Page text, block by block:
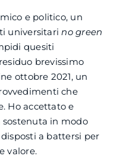
e politico, un
universitarino green
quesiti
brevissimo
ottobre 2021, un
che
Ho accettato e
sostenuta in modo
a battersi per
valore.